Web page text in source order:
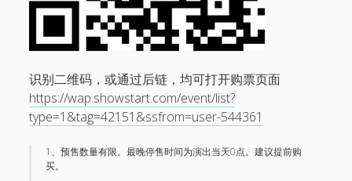
识别二维码，或通过后链，均可打开购票页面
https://wap.showstart.com/event/list?
type=1&tag=42151&ssfrom=user-544361
1、预售数量有限。最晚停售时间为演出当天0点。建议提前购
买。